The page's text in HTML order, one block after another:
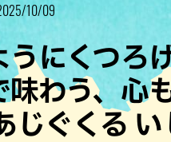
ステーキ・焼肉
その他の肉料理
ブッフェ・バイキン
沖
10/09
うにくつろ
味わう、心
じぐくる